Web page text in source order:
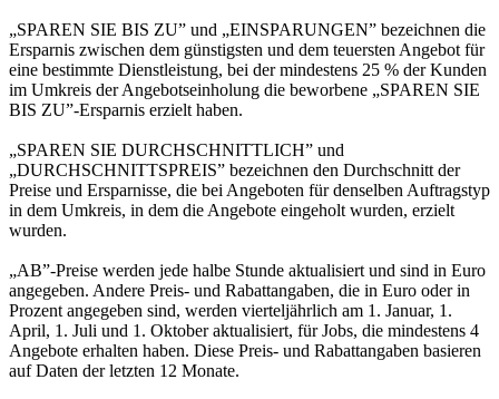
„SPAREN SIE BIS ZU” und „EINSPARUNGEN” bezeichnen die
Ersparnis zwischen dem günstigsten und dem teuersten Angebot für
eine bestimmte Dienstleistung, bei der mindestens 25 % der Kunden
im Umkreis der Angebotseinholung die beworbene „SPAREN SIE
BIS ZU”-Ersparnis erzielt haben.
„SPAREN SIE DURCHSCHNITTLICH” und
„DURCHSCHNITTSPREIS” bezeichnen den Durchschnitt der
Preise und Ersparnisse, die bei Angeboten für denselben Auftragstyp
in dem Umkreis, in dem die Angebote eingeholt wurden, erzielt
wurden.
„AB”-Preise werden jede halbe Stunde aktualisiert und sind in Euro
angegeben. Andere Preis- und Rabattangaben, die in Euro oder in
Prozent angegeben sind, werden vierteljährlich am 1. Januar, 1.
April, 1. Juli und 1. Oktober aktualisiert, für Jobs, die mindestens 4
Angebote erhalten haben. Diese Preis- und Rabattangaben basieren
auf Daten der letzten 12 Monate.